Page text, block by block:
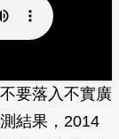
要落入不實廣
結果，2014